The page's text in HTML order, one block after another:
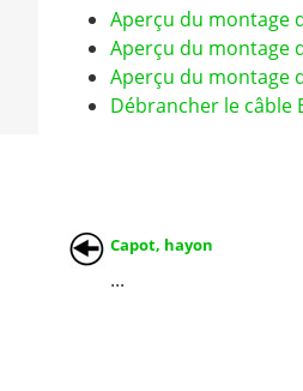
Aperçu du montage
Aperçu du montage
Aperçu du montage
Débrancher le câble
Capot, hayon
...